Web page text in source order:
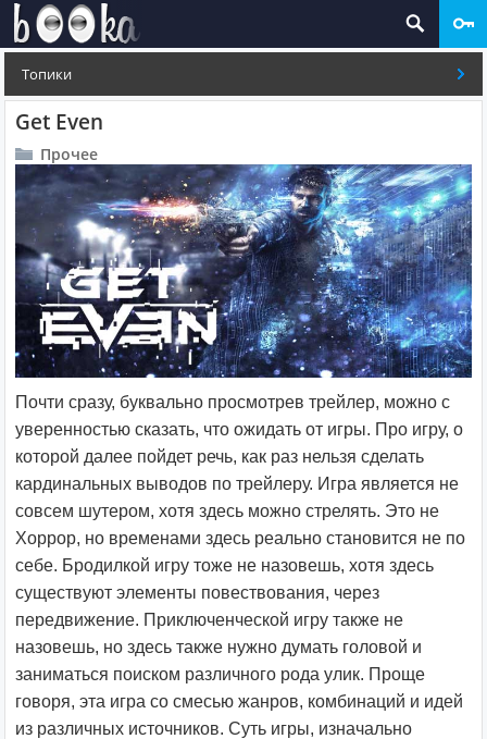
Топики
Get Even
Прочее
Почти сразу, буквально просмотрев трейлер, можно с
уверенностью сказать, что ожидать от игры. Про игру, о
которой далее пойдет речь, как раз нельзя сделать
кардинальных выводов по трейлеру. Игра является не
совсем шутером, хотя здесь можно стрелять. Это не
Хоррор, но временами здесь реально становится не по
себе. Бродилкой игру тоже не назовешь, хотя здесь
существуют элементы повествования, через
передвижение. Приключенческой игру также не
назовешь, но здесь также нужно думать головой и
заниматься поиском различного рода улик. Проще
говоря, эта игра со смесью жанров, комбинаций и идей
из различных источников. Суть игры, изначально